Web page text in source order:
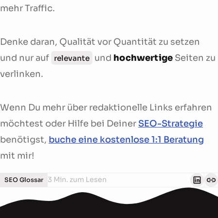
mehr Traffic.
Denke daran, Qualität vor Quantität zu setzen
und nur auf relevante und hochwertige Seiten zu
verlinken.
Wenn Du mehr über redaktionelle Links erfahren
möchtest oder Hilfe bei Deiner SEO-Strategie
benötigst, buche eine kostenlose 1:1 Beratung
mit mir!
SEO Glossar 3 Min. zum Lesen